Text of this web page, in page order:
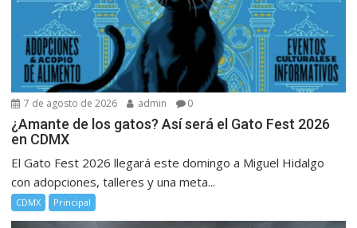
7 de agosto de 2026 admin 0
¿Amante de los gatos? Así será el Gato Fest 2026
en CDMX
El Gato Fest 2026 llegará este domingo a Miguel Hidalgo
con adopciones, talleres y una meta...
CDMX Principal